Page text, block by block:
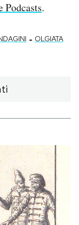
Podcasts.
- OLGIATA